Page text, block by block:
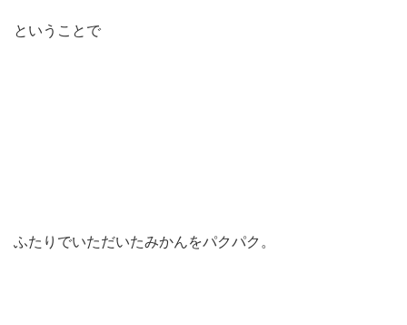
ということで
ふたりでいただいたみかんをパクパク。